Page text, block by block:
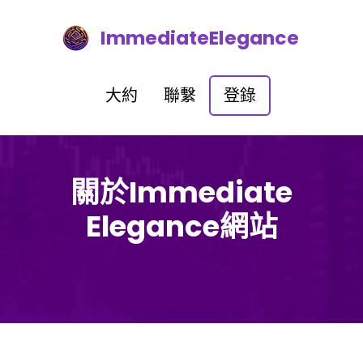
ImmediateElegance
大約 聯繫 登錄
關於Immediate
Elegance網站